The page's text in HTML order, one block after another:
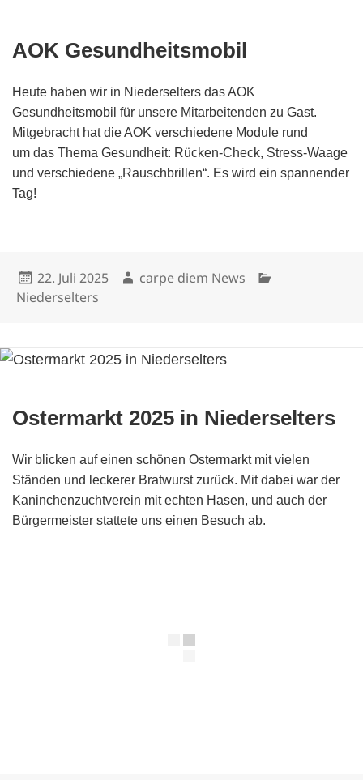
AOK Gesundheitsmobil
Heute haben wir in Niederselters das AOK
Gesundheitsmobil für unsere Mitarbeitenden zu Gast.
Mitgebracht hat die AOK verschiedene Module rund
um das Thema Gesundheit: Rücken-Check, Stress-Waage
und verschiedene „Rauschbrillen“. Es wird ein spannender
Tag!
Veröffentlicht
22. Juli 2025 Autor
carpe diem News
Niederselters
Ostermarkt 2025 in Niederselters
Wir blicken auf einen schönen Ostermarkt mit vielen
Ständen und leckerer Bratwurst zurück. Mit dabei war der
Kaninchenzuchtverein mit echten Hasen, und auch der
Bürgermeister stattete uns einen Besuch ab.